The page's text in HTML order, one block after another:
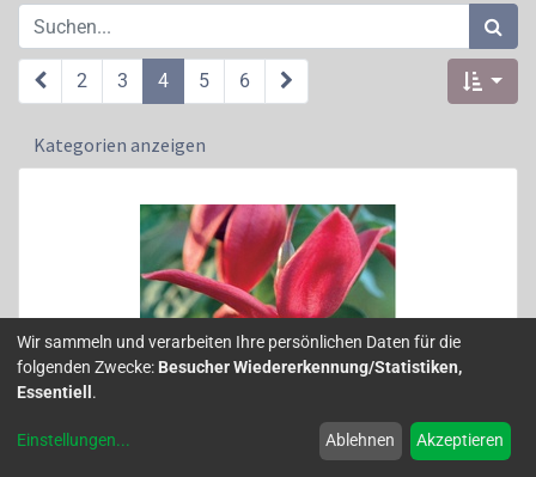
2 3 4 5 6
Kategorien anzeigen
Wir sammeln und verarbeiten Ihre persönlichen Daten für die
folgenden Zwecke: Besucher Wiedererkennung/Statistiken,
Essentiell .
Einstellungen... Ablehnen Akzeptieren